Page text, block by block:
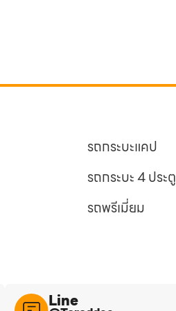
รถกระบะแคป
รถกระบะ 4 ประตู
รถพรีเมี่ยม
Line​